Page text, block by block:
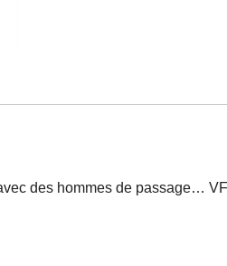
des hommes de passage…